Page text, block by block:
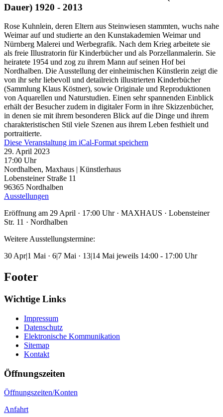
Dauer) 1920 - 2013
Rose Kuhnlein, deren Eltern aus Steinwiesen stammten, wuchs nahe
Weimar auf und studierte an den Kunstakademien Weimar und
Nürnberg Malerei und Werbegrafik. Nach dem Krieg arbeitete sie
als freie Illustratorin für Kinderbücher und als Porzellanmalerin. Sie
heiratete 1954 und zog zu ihrem Mann auf seinen Hof bei
Nordhalben. Die Ausstellung der einheimischen Künstlerin zeigt die
von ihr sehr liebevoll und detailreich illustrierten Kinderbücher
(Sammlung Klaus Köstner), sowie Originale und Reproduktionen
von Aquarellen und Naturstudien. Einen sehr spannenden Einblick
erhält der Besucher zudem in digitaler Form in ihre Skizzenbücher,
in denen sie mit ihrem besonderen Blick auf die Dinge und ihrem
charakteristischen Stil viele Szenen aus ihrem Leben festhielt und
portraitierte.
Diese Veranstaltung im iCal-Format speichern
29. April 2023
17:00 Uhr
Nordhalben, Maxhaus | Künstlerhaus
Lobensteiner Straße 11
96365 Nordhalben
Ausstellungen
Eröffnung am 29 April · 17:00 Uhr · MAXHAUS · Lobensteiner
Str. 11 · Nordhalben
Weitere Ausstellungstermine:
30 Apr|1 Mai · 6|7 Mai · 13|14 Mai jeweils 14:00 - 17:00 Uhr
Footer
Wichtige Links
Impressum
Datenschutz
Elektronische Kommunikation
Sitemap
Kontakt
Öffnungszeiten
Öffnungszeiten/Konten
Anfahrt